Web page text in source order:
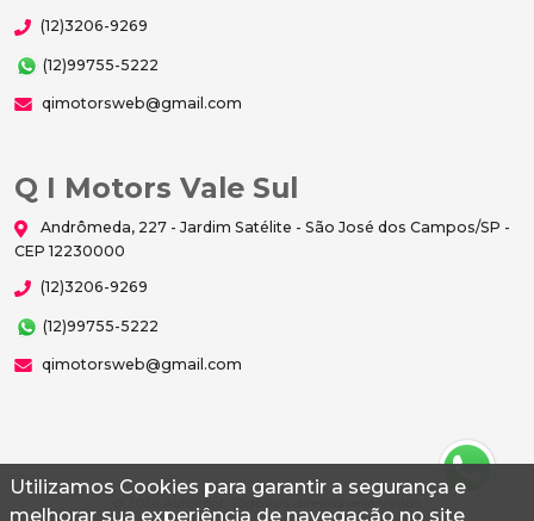
Utilizamos Cookies para garantir a segurança e
melhorar sua experiência de navegação no site
(12)3206-9269
(12)99755-5222
qimotorsweb@gmail.com
Q I Motors Vale Sul
Andrômeda, 227 - Jardim Satélite - São José dos Campos/SP -
CEP 12230000
(12)3206-9269
(12)99755-5222
qimotorsweb@gmail.com